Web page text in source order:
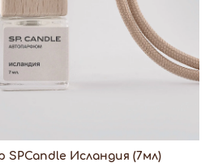
SPCandle Исландия (7мл)